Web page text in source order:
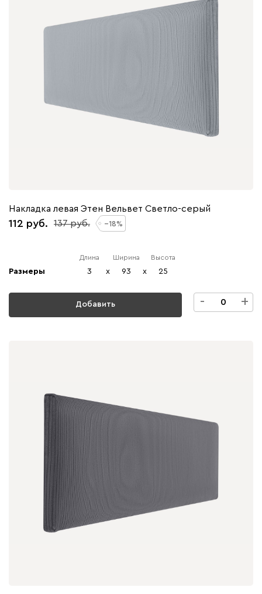
Накладка левая Этен Вельвет Светло-серый
112 137 18
Размеры
Длина
3 x
Ширина
93 x
Высота
25
Добавить - +